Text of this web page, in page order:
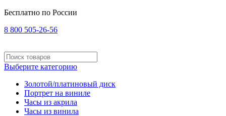
Бесплатно по России
8 800 505-26-56
Выберите категорию
Золотой/платиновый диск
Портрет на виниле
Часы из акрила
Часы из винила